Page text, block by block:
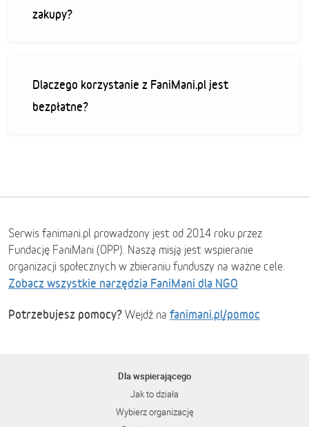
zakupy?
Dlaczego korzystanie z FaniMani.pl jest
bezpłatne?
Serwis fanimani.pl prowadzony jest od 2014 roku przez
Fundację FaniMani (OPP). Naszą misją jest wspieranie
organizacji społecznych w zbieraniu funduszy na ważne cele.
Zobacz wszystkie narzędzia FaniMani dla NGO
Potrzebujesz pomocy? Wejdź na fanimani.pl/pomoc
Dla wspierającego
Jak to działa
Wybierz organizację